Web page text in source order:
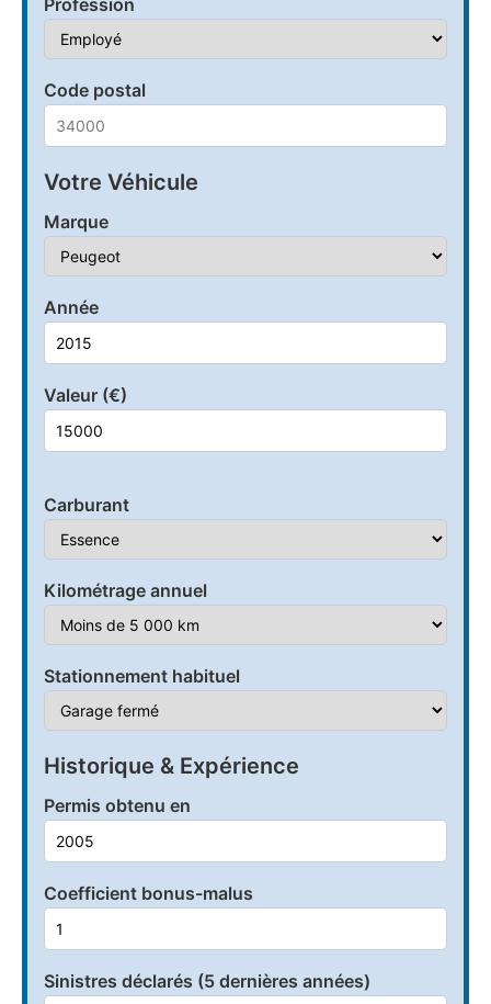
Code postal
Votre Véhicule
Marque
Année
Valeur (€)
Carburant
Kilométrage annuel
Stationnement habituel
Historique & Expérience
Permis obtenu en
Coefficient bonus-malus
Sinistres déclarés (5 dernières années)